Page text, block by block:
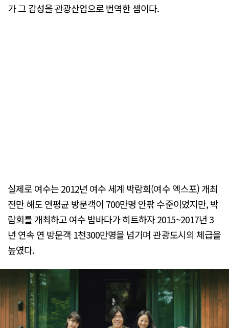
가 그 감성을 관광산업으로 번역한 셈이다.
실제로 여수는 2012년 여수 세계 박람회(여수 엑스포) 개최
전만 해도 연평균 방문객이 700만명 안팎 수준이었지만, 박
람회를 개최하고 여수 밤바다가 히트하자 2015~2017년 3
년 연속 연 방문객 1천300만명을 넘기며 관광도시의 체급을
높였다.